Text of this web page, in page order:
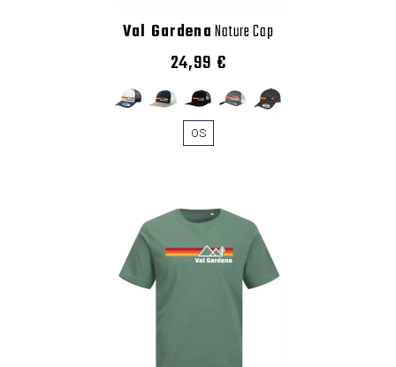
Val GardenaNature Cap
24,99 €
OS